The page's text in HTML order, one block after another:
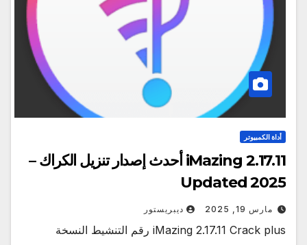
أداة الكمبيوتر
iMazing 2.17.11 أحدث إصدار تنزيل الكراك –
Updated 2025
مارس 19, 2025 ديبريستور
iMazing 2.17.11 Crack plus رقم التنشيط النسخة